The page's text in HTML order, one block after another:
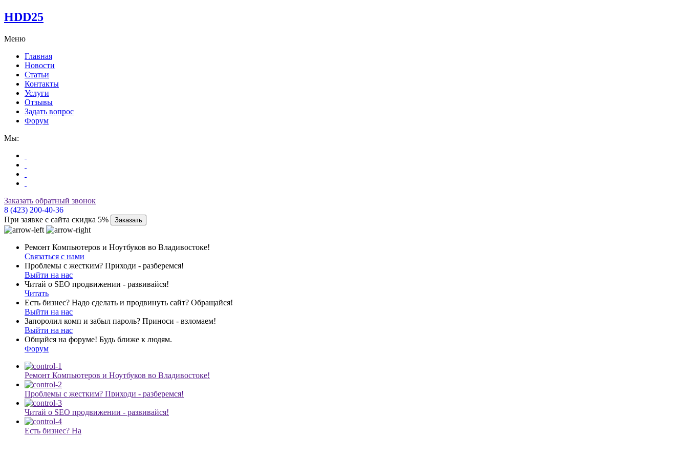
HDD25
Меню
Главная
Новости
Статьи
Контакты
Услуги
Отзывы
Задать вопрос
Форум
Мы:
Заказать обратный звонок
8 (423) 200-40-36
При заявке с сайта скидка 5%
Заказать
Ремонт Компьютеров и Ноутбуков во Владивостоке!
Связаться с нами
Проблемы с жестким? Приходи - разберемся!
Выйти на нас
Читай о SEO продвижении - развивайся!
Читать
Есть бизнес? Надо сделать и продвинуть сайт? Обращайся!
Выйти на нас
Запоролил комп и забыл пароль? Приноси - взломаем!
Выйти на нас
Общайся на форуме! Будь ближе к людям.
Форум
Ремонт Компьютеров и Ноутбуков во Владивостоке!
Проблемы с жестким? Приходи - разберемся!
Читай о SEO продвижении - развивайся!
Есть бизнес? На